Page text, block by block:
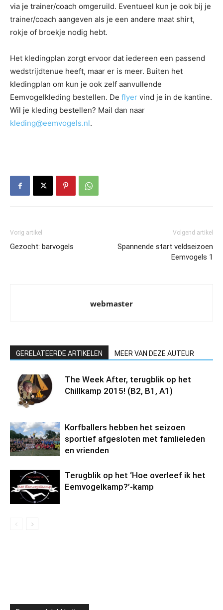
via je trainer/coach omgeruild. Eventueel kun je ook bij je
trainer/coach aangeven als je een andere maat shirt,
rokje of broekje nodig hebt.
Het kledingplan zorgt ervoor dat iedereen een passend
wedstrijdtenue heeft, maar er is meer. Buiten het
kledingplan om kun je ook zelf aanvullende
Eemvogelkleding bestellen. De flyer vind je in de kantine.
Wil je kleding bestellen? Mail dan naar
kleding@eemvogels.nl.
Vorig artikel
Gezocht: barvogels
Volgend artikel
Spannende start veldseizoen
Eemvogels 1
webmaster
GERELATEERDE ARTIKELEN MEER VAN DEZE AUTEUR
The Week After, terugblik op het
Chillkamp 2015! (B2, B1, A1)
Korfballers hebben het seizoen
sportief afgesloten met famlieleden
en vrienden
Terugblik op het ‘Hoe overleef ik het
Eemvogelkamp?’-kamp